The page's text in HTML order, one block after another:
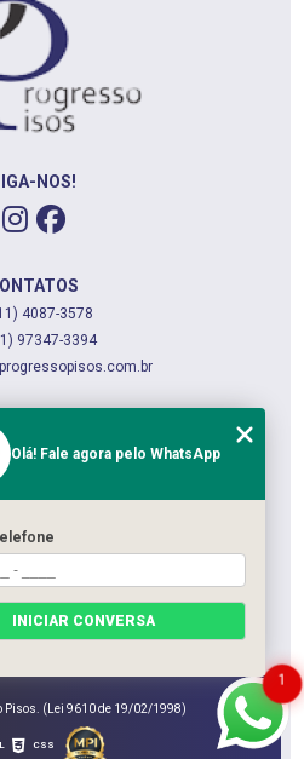
NOS!
4087-3578
97347-3394
QUEM SOMOS
SERVIÇOS
CATEGORIAS
Pisos. (Lei 9610 de 19/02/1998)
CSS
1
Olá! Fale agora pelo WhatsApp
INICIAR CONVERSA